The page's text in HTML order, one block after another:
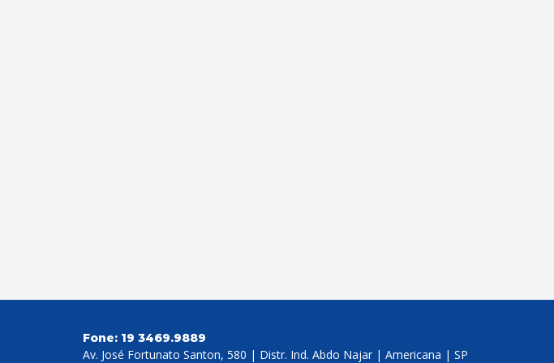
Fone: 19 3469.9889
Av. José Fortunato Santon, 580 | Distr. Ind. Abdo Najar | Americana | SP